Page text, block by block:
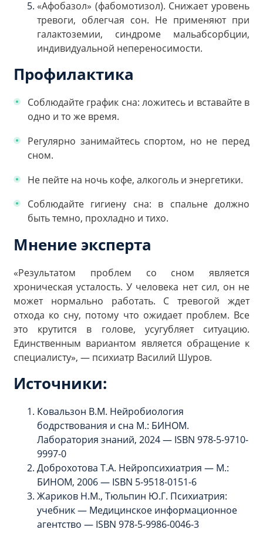
«Афобазол» (фабомотизол). Снижает уровень
тревоги, облегчая сон. Не применяют при
галактоземии, синдроме мальабсорбции,
индивидуальной непереносимости.
Профилактика
Соблюдайте график сна: ложитесь и вставайте в
одно и то же время.
Регулярно занимайтесь спортом, но не перед
сном.
Не пейте на ночь кофе, алкоголь и энергетики.
Соблюдайте гигиену сна: в спальне должно
быть темно, прохладно и тихо.
Мнение эксперта
«Результатом проблем со сном является
хроническая усталость. У человека нет сил, он не
может нормально работать. С тревогой ждет
отхода ко сну, потому что ожидает проблем. Все
это крутится в голове, усугубляет ситуацию.
Единственным вариантом является обращение к
специалисту», — психиатр Василий Шуров.
Источники:
Ковальзон В.М. Нейробиология
бодрствования и сна М.: БИНОМ.
Лаборатория знаний, 2024 — ISBN 978-5-9710-
9997-0
Доброхотова Т.А. Нейропсихиатрия — М.:
БИНОМ, 2006 — ISBN 5-9518-0151-6
Жариков Н.М., Тюльпин Ю.Г. Психиатрия:
учебник — Медицинское информационное
агентство — ISBN 978-5-9986-0046-3